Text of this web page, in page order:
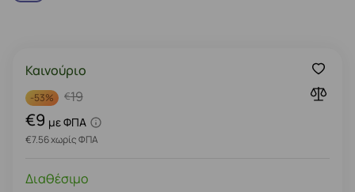
Καινούριο
€9 με ΦΠΑ
€7.56 χωρίς ΦΠΑ
-53% 19
€
Διαθέσιμο